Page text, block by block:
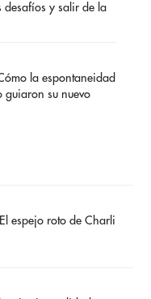
desafíos y salir de la
la espontaneidad
guiaron su nuevo
espejo roto de Charli